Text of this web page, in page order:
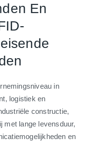
En
in
logistiek en
constructie,
met lange levensduur,
en